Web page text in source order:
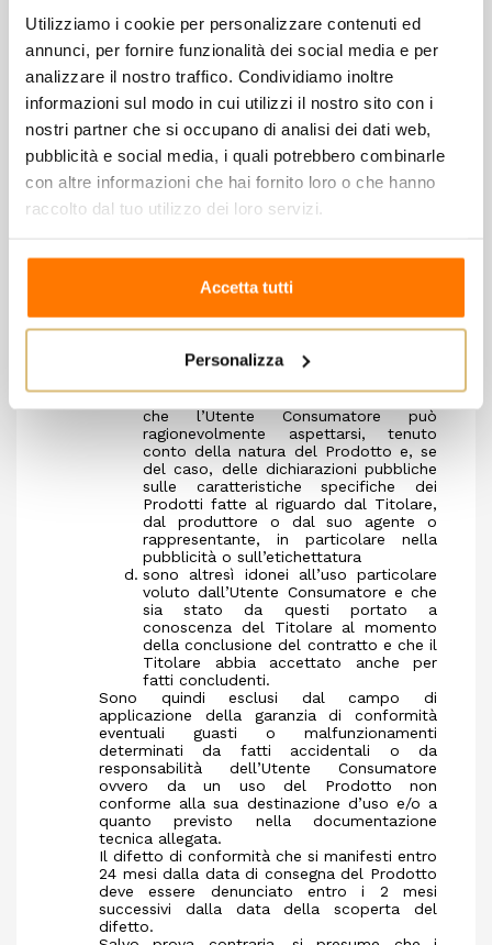
Utilizziamo i cookie per personalizzare contenuti ed
annunci, per fornire funzionalità dei social media e per
analizzare il nostro traffico. Condividiamo inoltre
informazioni sul modo in cui utilizzi il nostro sito con i
nostri partner che si occupano di analisi dei dati web,
pubblicità e social media, i quali potrebbero combinarle
con altre informazioni che hai fornito loro o che hanno
raccolto dal tuo utilizzo dei loro servizi.
Accetta tutti
Personalizza
secondo altre modalità dalle autorità
giudiziarie, anche mediante delega ai notai, ii)
l’acqua e il gas, quando non confezionati per
la vendita in un volume delimitato o in
quantità determinata, iii) l’energia elettrica.
ai soli Utenti Consumatori.
Il Titolare ha l’obbligo di consegnare
all’Utente Consumatore Prodotti conformi al
contratto di vendita. Si presume che i
Prodotti siano conformi al contratto se, ove
sono idonei all’uso al quale servono
sono conformi alla descrizione fatta
del bene che il venditore ha presentato
campione o modello
abituali di un bene dello stesso tipo,
che l’Utente Consumatore può
ragionevolmente aspettarsi, tenuto
conto della natura del Prodotto e, se
del caso, delle dichiarazioni pubbliche
sulle caratteristiche specifiche dei
Prodotti fatte al riguardo dal Titolare,
dal produttore o dal suo agente o
rappresentante, in particolare nella
pubblicità o sull’etichettatura
sono altresì idonei all’uso particolare
voluto dall’Utente Consumatore e che
sia stato da questi portato a
conoscenza del Titolare al momento
della conclusione del contratto e che il
Titolare abbia accettato anche per
fatti concludenti.
Sono quindi esclusi dal campo di
applicazione della garanzia di conformità
eventuali guasti o malfunzionamenti
determinati da fatti accidentali o da
responsabilità dell’Utente Consumatore
ovvero da un uso del Prodotto non
conforme alla sua destinazione d’uso e/o a
quanto previsto nella documentazione
tecnica allegata.
Il difetto di conformità che si manifesti entro
24 mesi dalla data di consegna del Prodotto
deve essere denunciato entro i 2 mesi
successivi dalla data della scoperta del
difetto.